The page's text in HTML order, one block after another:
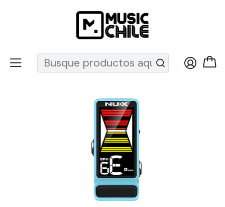
Recuerda que ahora nos puedes encontrar en el MUT
Instrumentos de Cuerda
Pedal de Afinación NUX para Guitarra y Bajo NTU-3 MKII